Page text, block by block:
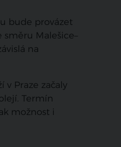
bude provázet
Malešice–
na
Praze začaly
Termín
možnost i